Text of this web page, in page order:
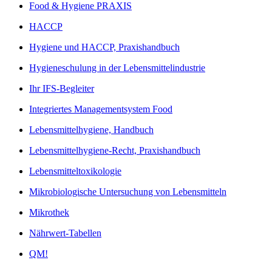
Food & Hygiene PRAXIS
HACCP
Hygiene und HACCP, Praxishandbuch
Hygieneschulung in der Lebensmittelindustrie
Ihr IFS-Begleiter
Integriertes Managementsystem Food
Lebensmittelhygiene, Handbuch
Lebensmittelhygiene-Recht, Praxishandbuch
Lebensmitteltoxikologie
Mikrobiologische Untersuchung von Lebensmitteln
Mikrothek
Nährwert-Tabellen
QM!